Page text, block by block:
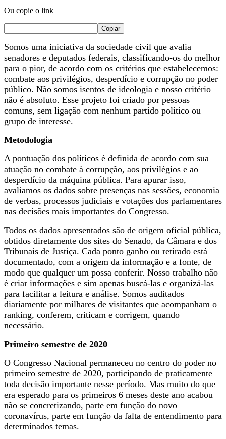
Ou copie o link
Copiar
Somos uma iniciativa da sociedade civil que avalia
senadores e deputados federais, classificando-os do melhor
para o pior, de acordo com os critérios que estabelecemos:
combate aos privilégios, desperdício e corrupção no poder
público. Não somos isentos de ideologia e nosso critério
não é absoluto. Esse projeto foi criado por pessoas
comuns, sem ligação com nenhum partido político ou
grupo de interesse.
Metodologia
A pontuação dos políticos é definida de acordo com sua
atuação no combate à corrupção, aos privilégios e ao
desperdício da máquina pública. Para apurar isso,
avaliamos os dados sobre presenças nas sessões, economia
de verbas, processos judiciais e votações dos parlamentares
nas decisões mais importantes do Congresso.
Todos os dados apresentados são de origem oficial pública,
obtidos diretamente dos sites do Senado, da Câmara e dos
Tribunais de Justiça. Cada ponto ganho ou retirado está
documentado, com a origem da informação e a fonte, de
modo que qualquer um possa conferir. Nosso trabalho não
é criar informações e sim apenas buscá-las e organizá-las
para facilitar a leitura e análise. Somos auditados
diariamente por milhares de visitantes que acompanham o
ranking, conferem, criticam e corrigem, quando
necessário.
Primeiro semestre de 2020
O Congresso Nacional permaneceu no centro do poder no
primeiro semestre de 2020, participando de praticamente
toda decisão importante nesse período. Mas muito do que
era esperado para os primeiros 6 meses deste ano acabou
não se concretizando, parte em função do novo
coronavírus, parte em função da falta de entendimento para
determinados temas.